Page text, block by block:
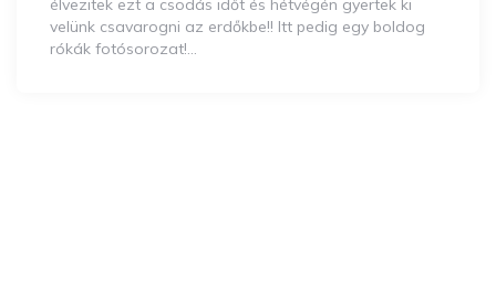
élvezitek ezt a csodás időt és hétvégén gyertek ki
velünk csavarogni az erdőkbe!! Itt pedig egy boldog
rókák fotósorozat!…